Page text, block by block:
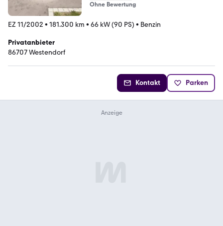
Ohne Bewertung
EZ 11/2002 • 181.300 km • 66 kW (90 PS) • Benzin
Privatanbieter
86707 Westendorf
Kontakt Parken